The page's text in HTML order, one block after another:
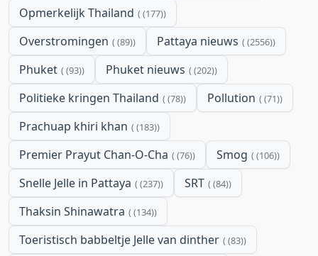
Opmerkelijk Thailand (177)
Overstromingen (89) Pattaya nieuws (2556)
Phuket (93) Phuket nieuws (202)
Politieke kringen Thailand (78) Pollution (71)
Prachuap khiri khan (183)
Premier Prayut Chan-O-Cha (76) Smog (106)
Snelle Jelle in Pattaya (237) SRT (84)
Thaksin Shinawatra (134)
Toeristisch babbeltje Jelle van dinther (83)